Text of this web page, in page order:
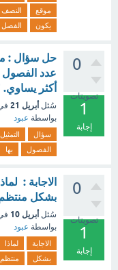
موقع
النصف
يكون
الفصل
0
تصويتات
1
إجابة
حل سؤال : من
أكثر
سُئل أبريل 21
بواسطة عبود
سؤال التمثيل
الفصول
بها
0
تصويتات
1
إجابة
الاجابة :
بشكل
سُئل أبريل 10
بواسطة عبود
الاجابة لماذا
بشكل
منتظم